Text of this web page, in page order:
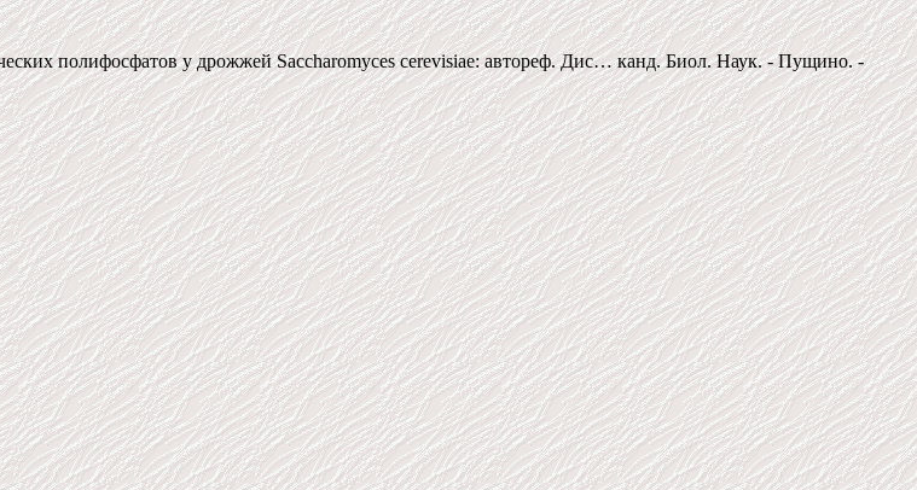
полифосфатов у дрожжей Saccharomyces cerevisiae: автореф. Дис… канд. Биол. Наук. - Пущино. -